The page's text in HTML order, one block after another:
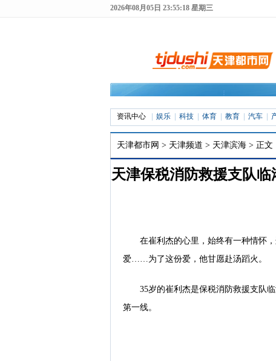
2026年08月05日 23:55:19 星期三
资讯中心 娱乐 科技 体育 教育 汽车
天津都市网 > 天津频道 > 天津滨海 > 正文
天津保税消防救援支队
在崔利杰的心里，始终有一种情怀
爱……为了这份爱，他甘愿赴汤蹈火。
35岁的崔利杰是保税消防救援支队
第一线。